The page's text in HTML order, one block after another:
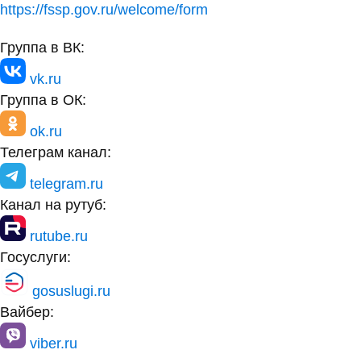
https://fssp.gov.ru/welcome/form
Группа в ВК:
vk.ru
Группа в ОК:
ok.ru
Телеграм канал:
telegram.ru
Канал на рутуб:
rutube.ru
Госуслуги:
gosuslugi.ru
Вайбер:
viber.ru